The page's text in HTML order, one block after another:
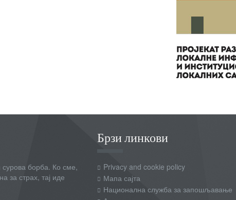
борба. Ко сме,
за страх, тај иде
Брзи линкови
Privacy and cookie policy
Мапа сајта
Национална служба за запошљавање